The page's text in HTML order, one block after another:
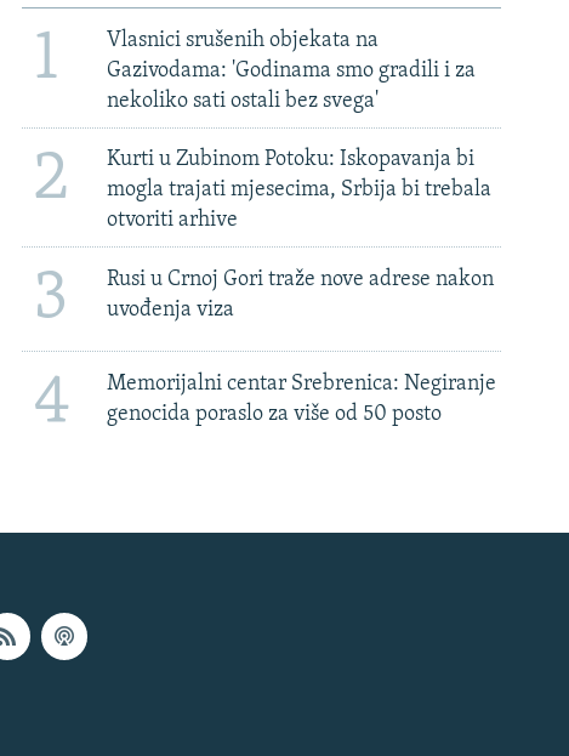
1
Vlasnici srušenih objekata na
Gazivodama: 'Godinama smo gradili i za
nekoliko sati ostali bez svega'
2
Kurti u Zubinom Potoku: Iskopavanja bi
mogla trajati mjesecima, Srbija bi trebala
otvoriti arhive
3
Rusi u Crnoj Gori traže nove adrese nakon
uvođenja viza
4
Memorijalni centar Srebrenica: Negiranje
genocida poraslo za više od 50 posto